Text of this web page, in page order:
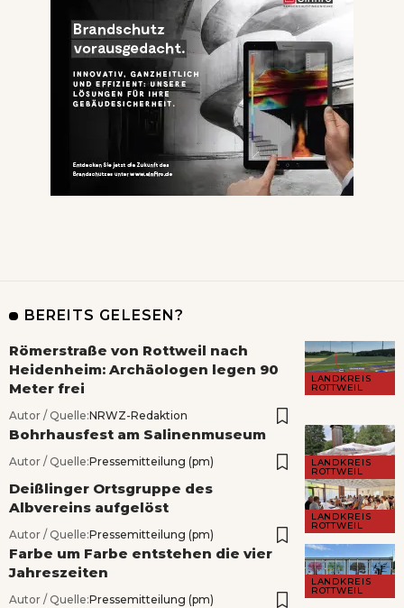
BEREITS GELESEN?
LANDKREIS
ROTTWEIL
Römerstraße von Rottweil nach
Heidenheim: Archäologen legen 90
Meter frei
Autor / Quelle:NRWZ-Redaktion
LANDKREIS
ROTTWEIL
Bohrhausfest am Salinenmuseum
Autor / Quelle:Pressemitteilung (pm)
LANDKREIS
ROTTWEIL
Deißlinger Ortsgruppe des
Albvereins aufgelöst
Autor / Quelle:Pressemitteilung (pm)
LANDKREIS
ROTTWEIL
Farbe um Farbe entstehen die vier
Jahreszeiten
Autor / Quelle:Pressemitteilung (pm)